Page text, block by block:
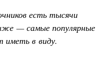
есть тысячи
— самые популярные
иметь в виду.